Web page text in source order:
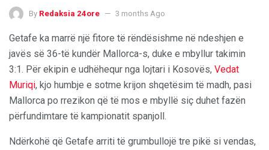
By Redaksia 24ore 3 months Ago
Getafe ka marrë një fitore të rëndësishme në ndeshjen e
javës së 36-të kundër Mallorca-s, duke e mbyllur takimin
3:1. Për ekipin e udhëhequr nga lojtari i Kosovës, Vedat
Muriqi, kjo humbje e sotme krijon shqetësim të madh, pasi
Mallorca po rrezikon që të mos e mbyllë siç duhet fazën
përfundimtare të kampionatit spanjoll.
Ndërkohë që Getafe arriti të grumbullojë tre pikë si vendas,